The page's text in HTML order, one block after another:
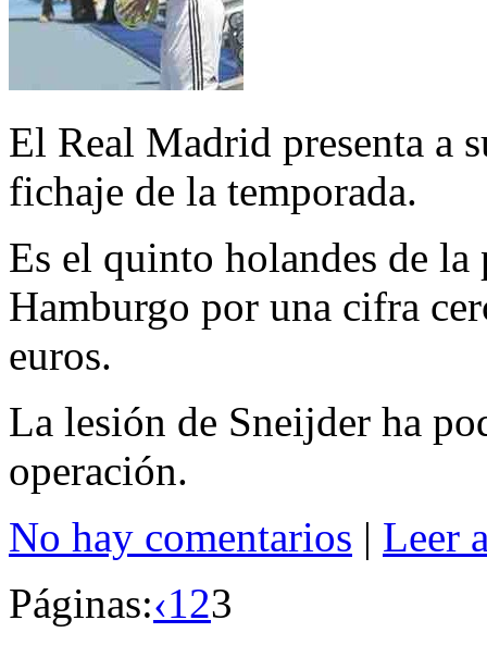
El Real Madrid presenta a
fichaje de la temporada.
Es el quinto holandes de
Hamburgo por una cifra
euros.
La lesión de Sneijder ha
operación.
No hay comentarios | Leer
Páginas:‹123